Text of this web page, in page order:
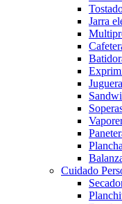
Jarra
Cuidado